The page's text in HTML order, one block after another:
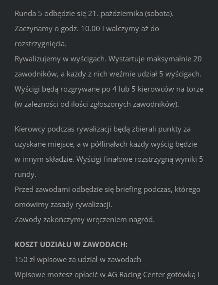
Runda 5 odbędzie się 21. października (sobota).
Zaczynamy o godz. 10.00 i walczymy aż do
rozstrzygnięcia.
Rywalizujemy w wyścigach. Wystartuje maksymalnie 20
zawodników, a każdy z nich weźmie udział 5 wyścigach.
Wyścigi będą rozgrywane po 4 lub 5 kierowców na torze
(w zależności od ilości zgłoszonych zawodników).
Kierowcy podczas rywalizacji będą zbierali punkty za
uzyskane miejsce, a w półfinałach każdy wyścig będzie
w innym składzie. Wyścigi finałowe rozstrzygną wyniki 5
rundy.
Przed zawodami odbędzie się briefing podczas, którego
omówimy zasady rywalizacji.
Zawody zakończymy wręczeniem nagród.
KOSZT UDZIAŁU W ZAWODACH:
150 zł wpisowe za udział w zawodach
Wpisowe możesz opłacić w AG Racing Center gotówką i